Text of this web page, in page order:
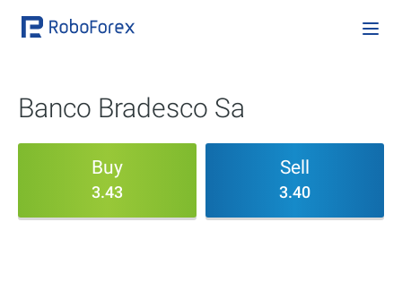
Banco Bradesco Sa
Buy
3.43
Sell
3.40